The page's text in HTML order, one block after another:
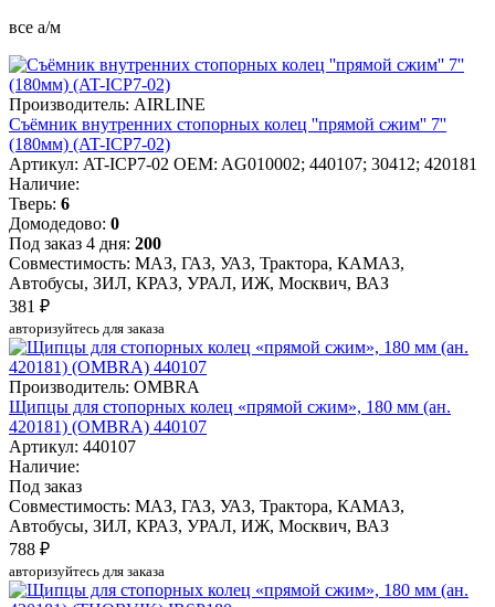
все а/м
Производитель: AIRLINE
Съёмник внутренних стопорных колец ''прямой сжим'' 7''
(180мм) (AT-ICP7-02)
Артикул: AT-ICP7-02 OEM: AG010002; 440107; 30412; 420181
Наличие:
Тверь: 6
Домодедово: 0
Под заказ 4 дня: 200
Совместимость: МАЗ, ГАЗ, УАЗ, Трактора, КАМАЗ,
Автобусы, ЗИЛ, КРАЗ, УРАЛ, ИЖ, Москвич, ВАЗ
381 ₽
авторизуйтесь для заказа
Производитель: OMBRA
Щипцы для стопорных колец «прямой сжим», 180 мм (ан.
420181) (OMBRA) 440107
Артикул: 440107
Наличие:
Под заказ
Совместимость: МАЗ, ГАЗ, УАЗ, Трактора, КАМАЗ,
Автобусы, ЗИЛ, КРАЗ, УРАЛ, ИЖ, Москвич, ВАЗ
788 ₽
авторизуйтесь для заказа